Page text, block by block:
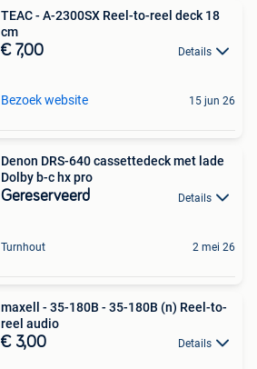
TEAC - A-2300SX Reel-to-reel deck 18
cm
€ 7,00 Details
Bezoek website 15 jun 26
Denon DRS-640 cassettedeck met lade
Dolby b-c hx pro
Gereserveerd Details
Turnhout 2 mei 26
maxell - 35-180B - 35-180B (n) Reel-to-
reel audio
€ 3,00 Details